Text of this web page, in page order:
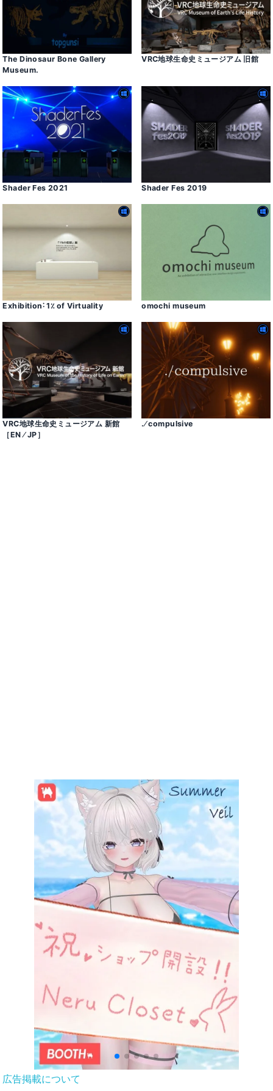
The Dinosaur Bone Gallery
Museum․
VRC地球生命史ミュージアム 旧館
Shader Fes 2021 Shader Fes 2019
Exhibition˸ 1٪ of Virtuality omochi museum
VRC地球生命史ミュージアム 新館
［EN ⁄ JP］
․⁄ compulsive
広告掲載について